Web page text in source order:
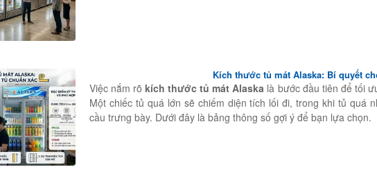
Kích thước tủ mát Alaska: Bí quyết
Việc nắm rõkích thước tủ mát Alaska là bước đầu tiên để tối
Một chiếc tủ quá lớn sẽ chiếm diện tích lối đi, trong khi tủ quá
cầu trưng bày. Dưới đây là bảng thông số gợi ý để bạn lựa chọn.